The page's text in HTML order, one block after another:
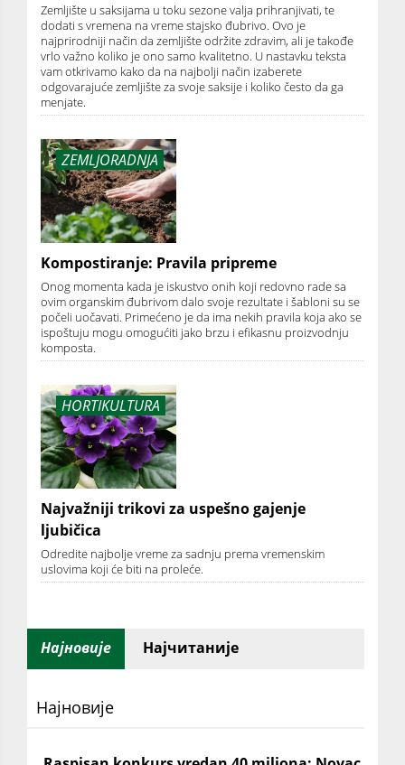
Zemljište u saksijama u toku sezone valja prihranjivati, te
dodati s vremena na vreme stajsko đubrivo. Ovo je
najprirodniji način da zemljište održite zdravim, ali je takođe
vrlo važno koliko je ono samo kvalitetno. U nastavku teksta
vam otkrivamo kako da na najbolji način izaberete
odgovarajuće zemljište za svoje saksije i koliko često da ga
menjate.
ZEMLJORADNJA
Kompostiranje: Pravila pripreme
Onog momenta kada je iskustvo onih koji redovno rade sa
ovim organskim đubrivom dalo svoje rezultate i šabloni su se
počeli uočavati. Primećeno je da ima nekih pravila koja ako se
ispoštuju mogu omogućiti jako brzu i efikasnu proizvodnju
komposta.
HORTIKULTURA
Najvažniji trikovi za uspešno gajenje
ljubičica
Odredite najbolje vreme za sadnju prema vremenskim
uslovima koji će biti na proleće.
Најновије Најчитаније
Најновије